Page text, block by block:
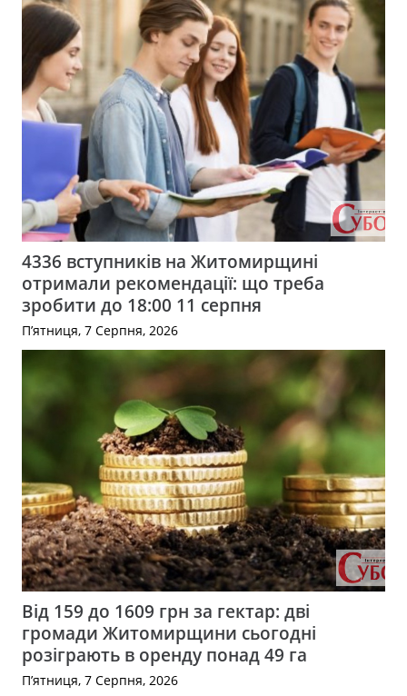
4336 вступників на Житомирщині
отримали рекомендації: що треба
зробити до 18:00 11 серпня
П’ятниця, 7 Серпня, 2026
Від 159 до 1609 грн за гектар: дві
громади Житомирщини сьогодні
розіграють в оренду понад 49 га
П’ятниця, 7 Серпня, 2026